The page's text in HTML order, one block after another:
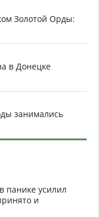
Золотой Орды:
в Донецке
занимались
панике усилил
и